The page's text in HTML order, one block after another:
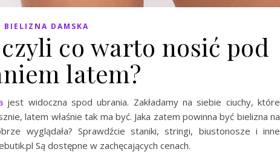
BIELIZNA DAMSKA
co warto nosić pod
latem?
jest widoczna spod ubrania. Zakładamy na siebie ciuchy, które
latem właśnie tak ma być. Jaka zatem powinna być bielizna na
wyglądała? Sprawdźcie staniki, stringi, biustonosze i inne
Są dostępne w zachęcających cenach.